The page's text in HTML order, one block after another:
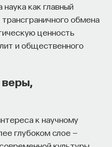
как главный
обмена
ценность
и общественного
веры,
к научному
глубоком слое —
ИНТЕЛЛЕКТ